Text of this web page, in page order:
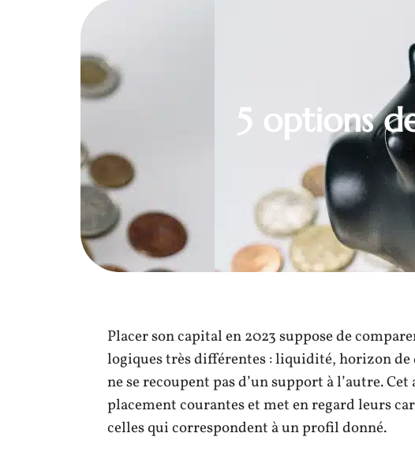
5 options
Placer son capital en 2023 suppose de
logiques très différentes : liquidité, horizon
ne se recoupent pas d’un support à l’autre.
placement courantes et met en regard leurs
celles qui correspondent à un profil donné.